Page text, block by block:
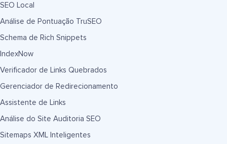
SEO Local
Análise de Pontuação TruSEO
Schema de Rich Snippets
IndexNow
Verificador de Links Quebrados
Gerenciador de Redirecionamento
Assistente de Links
Análise do Site Auditoria SEO
Sitemaps XML Inteligentes